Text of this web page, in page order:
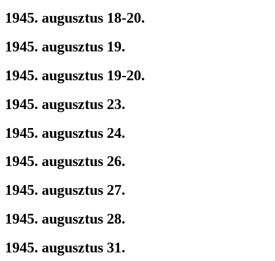
1945. augusztus 18-20.
1945. augusztus 19.
1945. augusztus 19-20.
1945. augusztus 23.
1945. augusztus 24.
1945. augusztus 26.
1945. augusztus 27.
1945. augusztus 28.
1945. augusztus 31.